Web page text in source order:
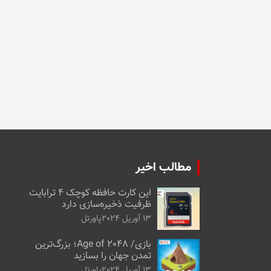
مطالب اخیر
این کارت حافظه کوچک ۴ ترابایت
ظرفیت ذخیره‌سازی دارد
13 آوریل 2024 پاورتل
بازی/ Age of 2048؛ بزرگ‌ترین
تمدن جهان را بسازید